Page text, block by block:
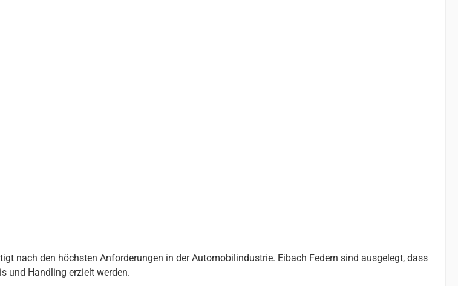
nach den höchsten Anforderungen in der Automobilindustrie. Eibach Federn sind ausgelegt, dass
und Handling erzielt werden.